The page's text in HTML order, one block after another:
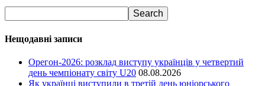
Нещодавні записи
Орегон-2026: розклад виступу українців у четвертий
день чемпіонату світу U20 08.08.2026
Як українці виступили в третій день юніорського